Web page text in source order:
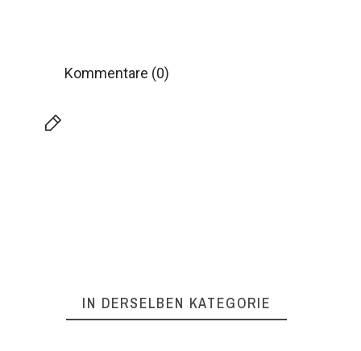
Kommentare (0)
IN DERSELBEN KATEGORIE